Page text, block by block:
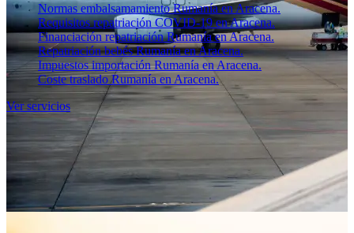
Normas embalsamamiento Rumanía en Aracena.
Requisitos repatriación COVID-19 en Aracena.
Financiación repatriación Rumanía en Aracena.
Repatriación bebés Rumanía en Aracena.
Impuestos importación Rumanía en Aracena.
Coste traslado Rumanía en Aracena.
Ver servicios